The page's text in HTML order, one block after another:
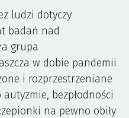
ludzi dotyczy
badań nad
grupa
w dobie pandemii
i rozprzestrzeniane
bezpłodności
na pewno obiły